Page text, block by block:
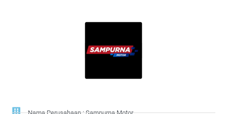
Nama Perusahaan : Sampurna Motor